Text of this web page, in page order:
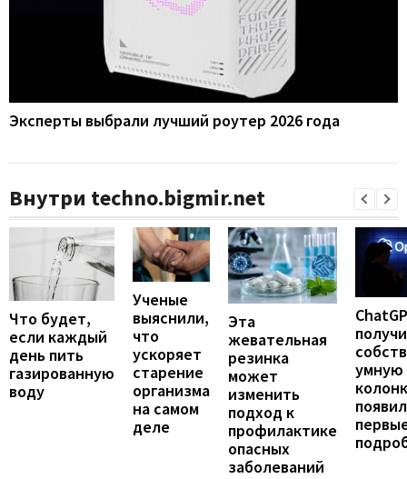
Эксперты выбрали лучший роутер 2026 года
Внутри techno.bigmir.net
Что будет,
если каждый
день пить
газированную
воду
Ученые
выяснили,
что
ускоряет
старение
организма
на самом
деле
Эта
жевательная
резинка
может
изменить
подход к
профилактике
опасных
заболеваний
умную